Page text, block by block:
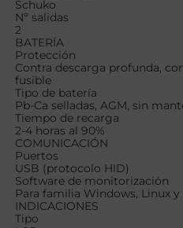
Schuko
Nº salidas
2
BATERÍA
Protección
Contra descarga profunda,
fusible
Tipo de batería
Pb-Ca selladas, AGM, sin
Tiempo de recarga
2-4 horas al 90%
COMUNICACIÓN
Puertos
USB (protocolo HID)
Software de monitorización
Para familia Windows, Linux y
INDICACIONES
Tipo